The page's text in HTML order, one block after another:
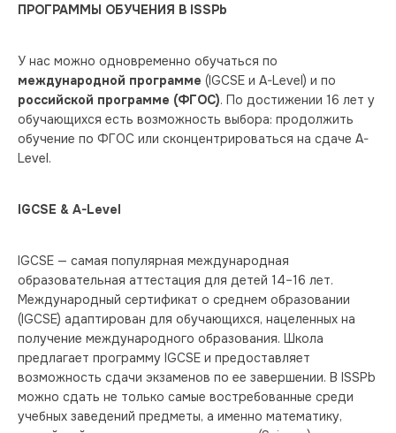
ПРОГРАММЫ ОБУЧЕНИЯ В ISSPb
международной программе
российской программе (ФГОС). По достижении 16 лет у
обучающихся есть возможность выбора: продолжить
обучение по ФГОС или сконцентрироваться на сдаче A-
Level.
IGCSE & A-Level
IGCSE — самая популярная международная
образовательная аттестация для детей 14–16 лет.
Международный сертификат о среднем образовании
(IGCSE) адаптирован для обучающихся, нацеленных на
получение международного образования. Школа
предлагает программу IGCSE и предоставляет
возможность сдачи экзаменов по ее завершении. В ISSPb
можно сдать не только самые востребованные среди
учебных заведений предметы, а именно математику,